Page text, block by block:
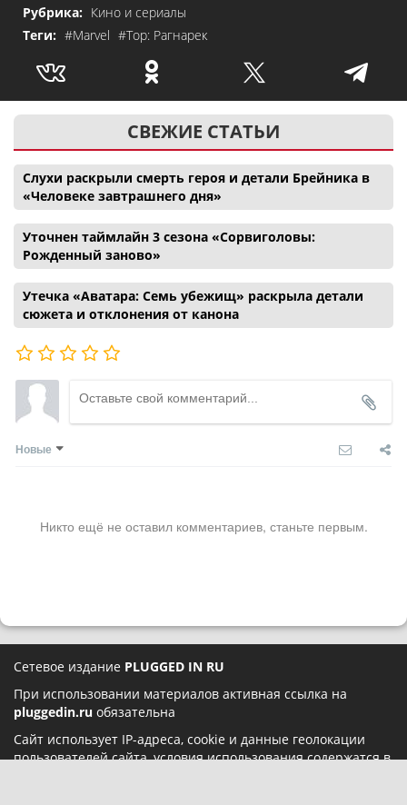
Рубрика: Кино и сериалы
Теги: #Marvel #Тор: Рагнарек
СВЕЖИЕ СТАТЬИ
Слухи раскрыли смерть героя и детали Брейника в
«Человеке завтрашнего дня»
Уточнен таймлайн 3 сезона «Сорвиголовы:
Рожденный заново»
Утечка «Аватара: Семь убежищ» раскрыла детали
сюжета и отклонения от канона
Новые
Никто ещё не оставил комментариев, станьте первым.
Сетевое издание PLUGGED IN RU
При использовании материалов активная ссылка на
pluggedin.ru обязательна
Сайт использует IP-адреса, cookie и данные геолокации
пользователей сайта, условия использования содержатся в